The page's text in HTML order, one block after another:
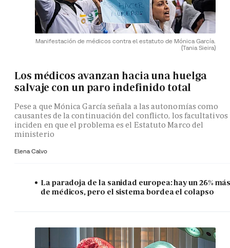
Manifestación de médicos contra el estatuto de Mónica García.
(Tania Sieira)
Los médicos avanzan hacia una huelga
salvaje con un paro indefinido total
Pese a que Mónica García señala a las autonomías como
causantes de la continuación del conflicto, los facultativos
inciden en que el problema es el Estatuto Marco del
ministerio
Elena Calvo
La paradoja de la sanidad europea: hay un 26%
de médicos, pero el sistema bordea el colapso